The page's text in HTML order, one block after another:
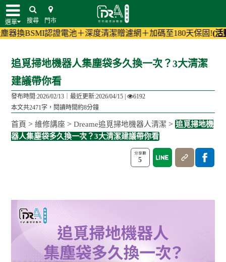
選單 搜尋 門市
電池＋深度清潔贈濾網＋加碼至180天保固!(活動詳情)小家電
追覓掃地機器人集塵袋多久換一次？3大清潔
建議帶你看
發布時間:2026/02/13｜最近更新:2026/04/15 |
6192
本文共2471字，閱讀時間約8分鐘
首頁 >維修講座 >Dreame追覓掃地機器人清潔 > 追覓掃地機
器人集塵袋多久換一次？3大清潔建議帶你看
5